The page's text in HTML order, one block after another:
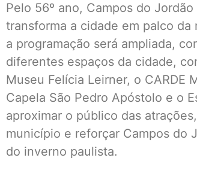
Pelo 56º ano, Campos do
transforma a cidade em palco
a programação será ampliada,
diferentes espaços da cidade,
Museu Felícia Leirner, o CARDE
Capela São Pedro Apóstolo e o
aproximar o público das
município e reforçar Campos do
do inverno paulista.